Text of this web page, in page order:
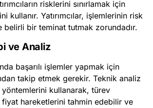
risklerini sınırlamak için
kullanır. Yatırımcılar, işlemlerinin risk
belirli bir teminat tutmak zorundadır.
ve Analiz
başarılı işlemler yapmak için
takip etmek gerekir. Teknik analiz
kullanarak, türev
fiyat hareketlerini tahmin edebilir ve